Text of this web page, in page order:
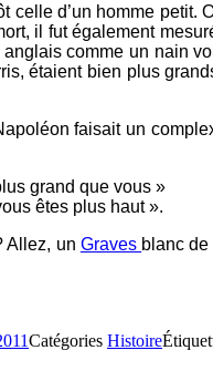
celle d’un homme petit.
il fut également
anglais comme un nain
étaient bien plus
faisait un
grand que vous »
êtes plus haut ».
Allez, un Graves blanc
Catégories Histoire